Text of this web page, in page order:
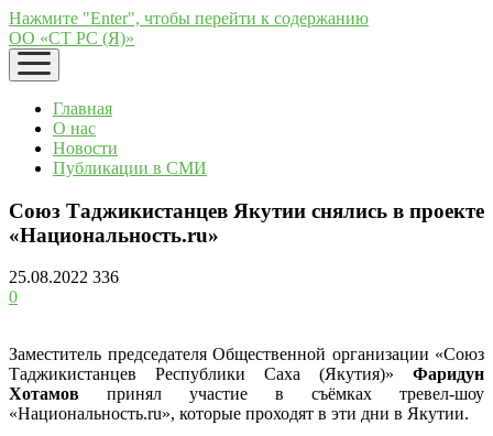
Нажмите "Enter", чтобы перейти к содержанию
ОО «СТ РС (Я)»
открыть
меню
Главная
О нас
Новости
Публикации в СМИ
Союз Таджикистанцев Якутии снялись в проекте
«Национальность.ru»
25.08.2022 336
0
Заместитель председателя Общественной организации «Союз
Таджикистанцев Республики Саха (Якутия)» Фаридун
Хотамов принял участие в съёмках тревел-шоу
«Национальность.ru», которые проходят в эти дни в Якутии.